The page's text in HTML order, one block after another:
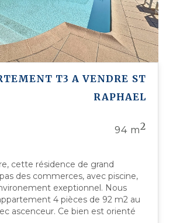
T3 A VENDRE ST
RAPHAEL
94 m2
cette résidence de grand
des commerces, avec piscine,
exeptionnel. Nous
4 pièces de 92 m2 au
ascenceur. Ce bien est orienté